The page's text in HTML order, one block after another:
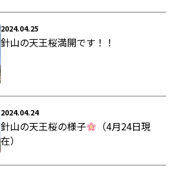
2024.04.25
針山の天王桜満開です！！
2024.04.24
針山の天王桜の様子
（4月24日現
在）